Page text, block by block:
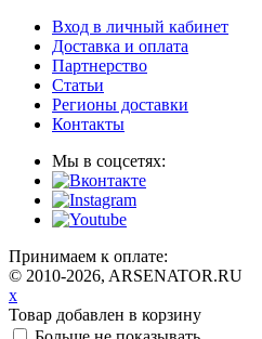
Вход в личный кабинет
Доставка и оплата
Партнерство
Статьи
Регионы доставки
Контакты
Мы в соцсетях:
Принимаем к оплате:
© 2010-2026, ARSENATOR.RU
x
Товар добавлен в корзину